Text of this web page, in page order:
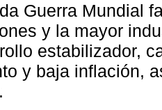
Guerra Mundial
y la mayor
estabilizador,
y baja inflación,